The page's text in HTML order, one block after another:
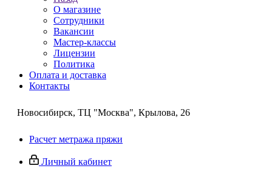
О магазине
Сотрудники
Вакансии
Мастер-классы
Лицензии
Политика
Оплата и доставка
Контакты
Новосибирск, ТЦ "Москва", Крылова, 26
Расчет метража пряжи
Личный кабинет